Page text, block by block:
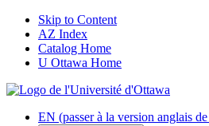
Skip to Content
AZ Index
Catalog Home
U Ottawa Home
EN (passer à la version anglais